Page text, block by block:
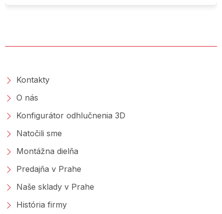
Kontakty
O nás
Konfigurátor odhlučnenia 3D
Natočili sme
Montážna dielňa
Predajňa v Prahe
Naše sklady v Prahe
História firmy